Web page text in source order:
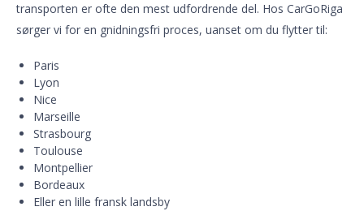
transporten er ofte den mest udfordrende del. Hos CarGoRiga
sørger vi for en gnidningsfri proces, uanset om du flytter til:
Paris
Lyon
Nice
Marseille
Strasbourg
Toulouse
Montpellier
Bordeaux
Eller en lille fransk landsby